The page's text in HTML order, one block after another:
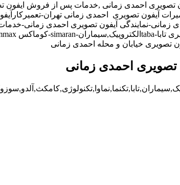
تصویری احمدی زمانی ,خدمات پس از فروش ایفون
آیفون تصویری احمدی زمانی تهران-
نمایندگی آیفون تصویری احمدی زمانی-
تصویری خیابان و محله احمدی زمانی
تصویری احمدی زمانی